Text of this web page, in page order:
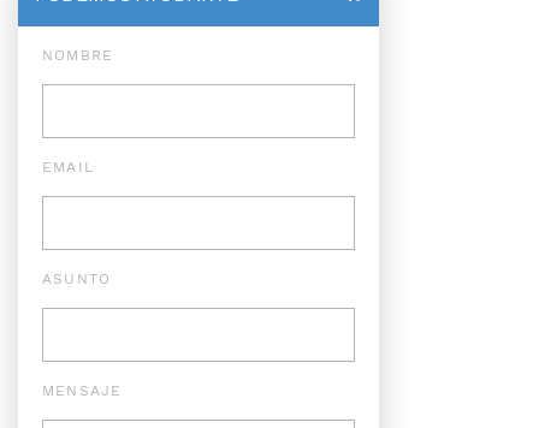
NOMBRE
EMAIL
ASUNTO
MENSAJE